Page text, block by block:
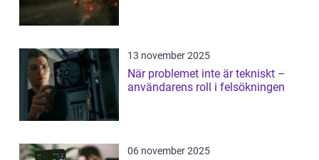
13 november 2025
När problemet inte är tekniskt –
användarens roll i felsökningen
06 november 2025